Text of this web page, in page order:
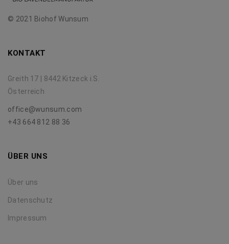
© 2021 Biohof Wunsum
KONTAKT
Greith 17 | 8442 Kitzeck i.S.
Österreich
office@wunsum.com
+43 664 812 88 36
ÜBER UNS
Über uns
Datenschutz
Impressum